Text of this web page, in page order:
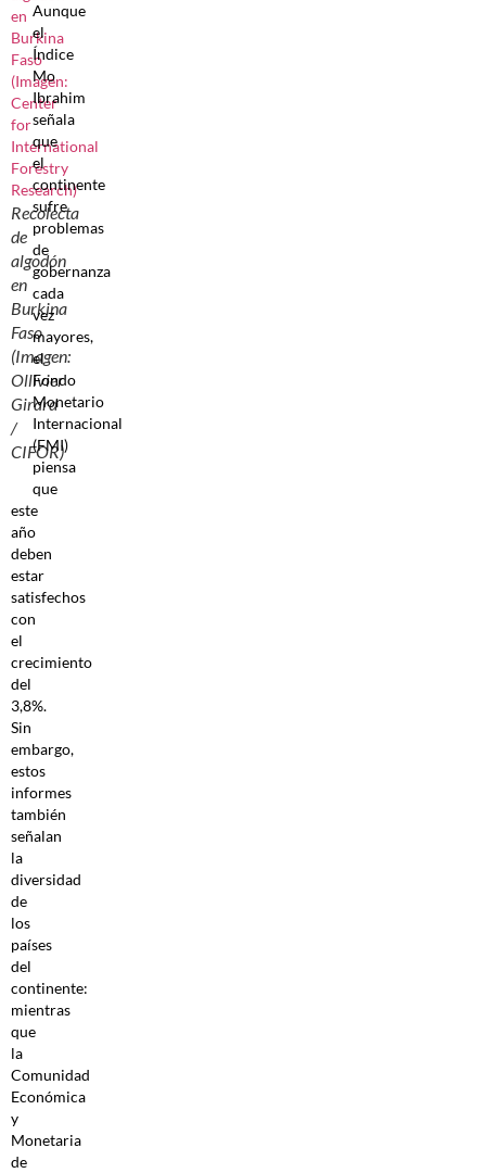
Recolecta
de
algodón
en
Burkina
Faso
(Imagen:
Ollivier
Girard
/
CIFOR)
Aunque
el
Índice
Mo
Ibrahim
señala
que
el
continente
sufre
problemas
de
gobernanza
cada
vez
mayores,
el
Fondo
Monetario
Internacional
(FMI)
piensa
que
este
año
deben
estar
satisfechos
con
el
crecimiento
del
3,8%.
Sin
embargo,
estos
informes
también
señalan
la
diversidad
de
los
países
del
continente:
mientras
que
la
Comunidad
Económica
y
Monetaria
de